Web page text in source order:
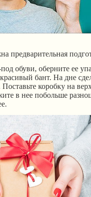
предварительная
обуви, оберните ее
бант. На дне
Поставьте коробку на
в нее побольше